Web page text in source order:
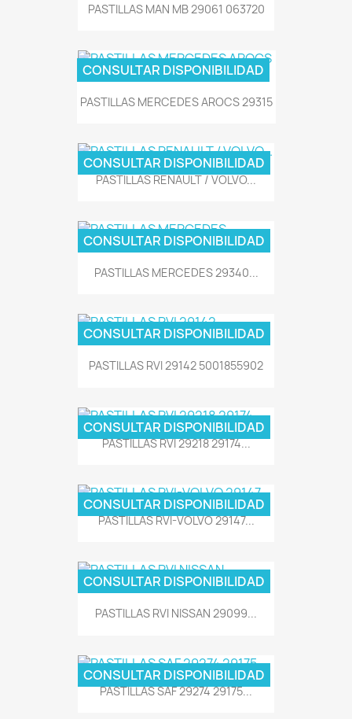
PASTILLAS MAN MB 29061 063720
PASTILLAS MERCEDES AROCS 29315
CONSULTAR DISPONIBILIDAD
PASTILLAS RENAULT / VOLVO...
CONSULTAR DISPONIBILIDAD
PASTILLAS MERCEDES 29340...
CONSULTAR DISPONIBILIDAD
PASTILLAS RVI 29142 5001855902
CONSULTAR DISPONIBILIDAD
PASTILLAS RVI 29218 29174...
CONSULTAR DISPONIBILIDAD
PASTILLAS RVI-VOLVO 29147...
CONSULTAR DISPONIBILIDAD
PASTILLAS RVI NISSAN 29099...
CONSULTAR DISPONIBILIDAD
PASTILLAS SAF 29274 29175...
CONSULTAR DISPONIBILIDAD